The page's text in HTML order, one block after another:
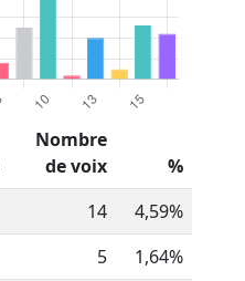
Nombre
de voix
%
14
4,59%
5
1,64%